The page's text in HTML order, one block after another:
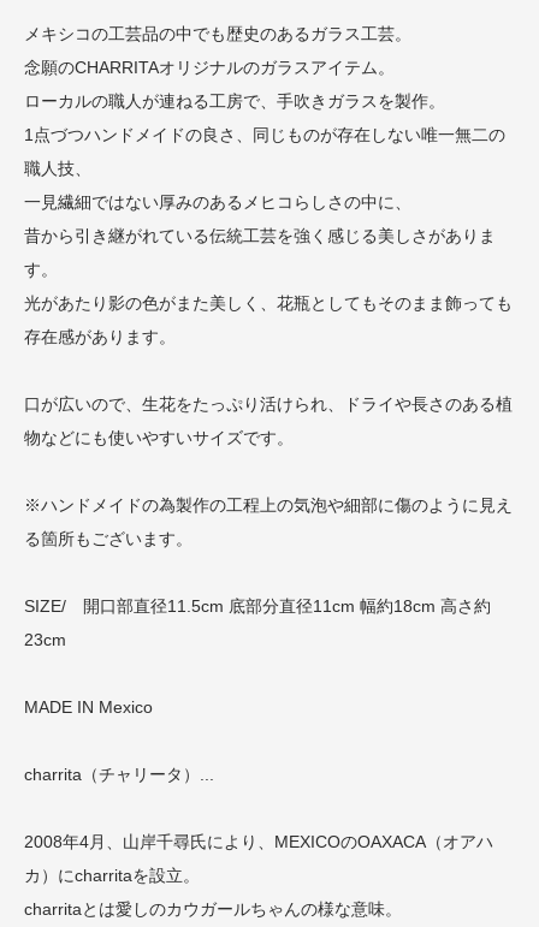
メキシコの工芸品の中でも歴史のあるガラス工芸。
念願のCHARRITAオリジナルのガラスアイテム。
ローカルの職人が連ねる工房で、手吹きガラスを製作。
1点づつハンドメイドの良さ、同じものが存在しない唯一無二の
職人技、
一見繊細ではない厚みのあるメヒコらしさの中に、
昔から引き継がれている伝統工芸を強く感じる美しさがありま
す。
光があたり影の色がまた美しく、花瓶としてもそのまま飾っても
存在感があります。
口が広いので、生花をたっぷり活けられ、ドライや長さのある植
物などにも使いやすいサイズです。
※ハンドメイドの為製作の工程上の気泡や細部に傷のように見え
る箇所もございます。
SIZE/ 開口部直径11.5cm 底部分直径11cm 幅約18cm 高さ約
23cm
MADE IN Mexico
charrita（チャリータ）...
2008年4月、山岸千尋氏により、MEXICOのOAXACA（オアハ
カ）にcharritaを設立。
charritaとは愛しのカウガールちゃんの様な意味。